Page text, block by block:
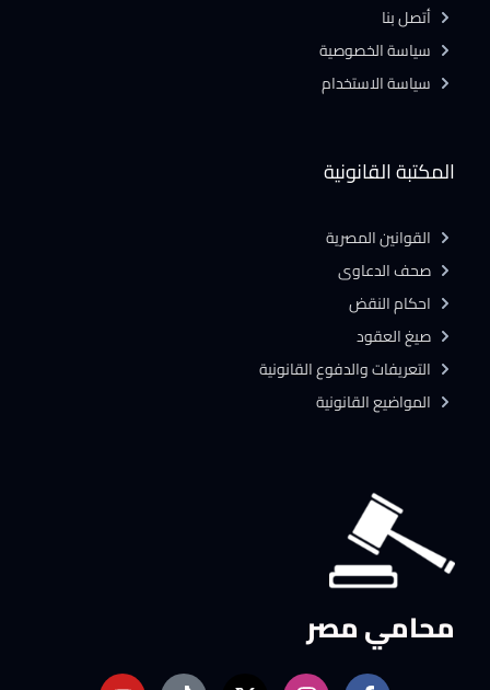
محامي مصر
المكتبة القانونية
القوانين المصرية
صحف الدعاوى
احكام النقض
صيغ العقود
التعريفات والدفوع القانونية
المواضيع القانونية
أتصل بنا
سياسة الخصوصية
سياسة الاستخدام